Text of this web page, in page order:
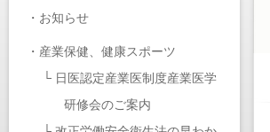
・ お知らせ
・ 産業保健、健康スポーツ
└ 日医認定産業医制度産業医学
研修会のご案内